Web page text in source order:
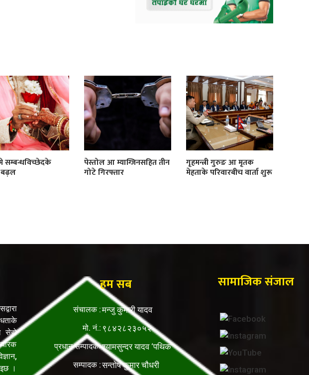
सम्बन्धविच्छेदके पेस्तोल आ म्याग्जिनसहित तीन
गोटे गिरफ्तार
गृहमन्त्री गुरुङ आ मृतक
मेहताके परिवारबीच वार्ता शुरू
सेहो
।
हम सब
संचालक :मन्जु कुमारी यादव
मो. नं.: ९८४२८२३०५२
प्रधान सम्पादकःश्यामसुन्दर यादव ‘पथिक’
सम्पादक :सन्तोष कुमार चौधरी
सामाजिक संजाल